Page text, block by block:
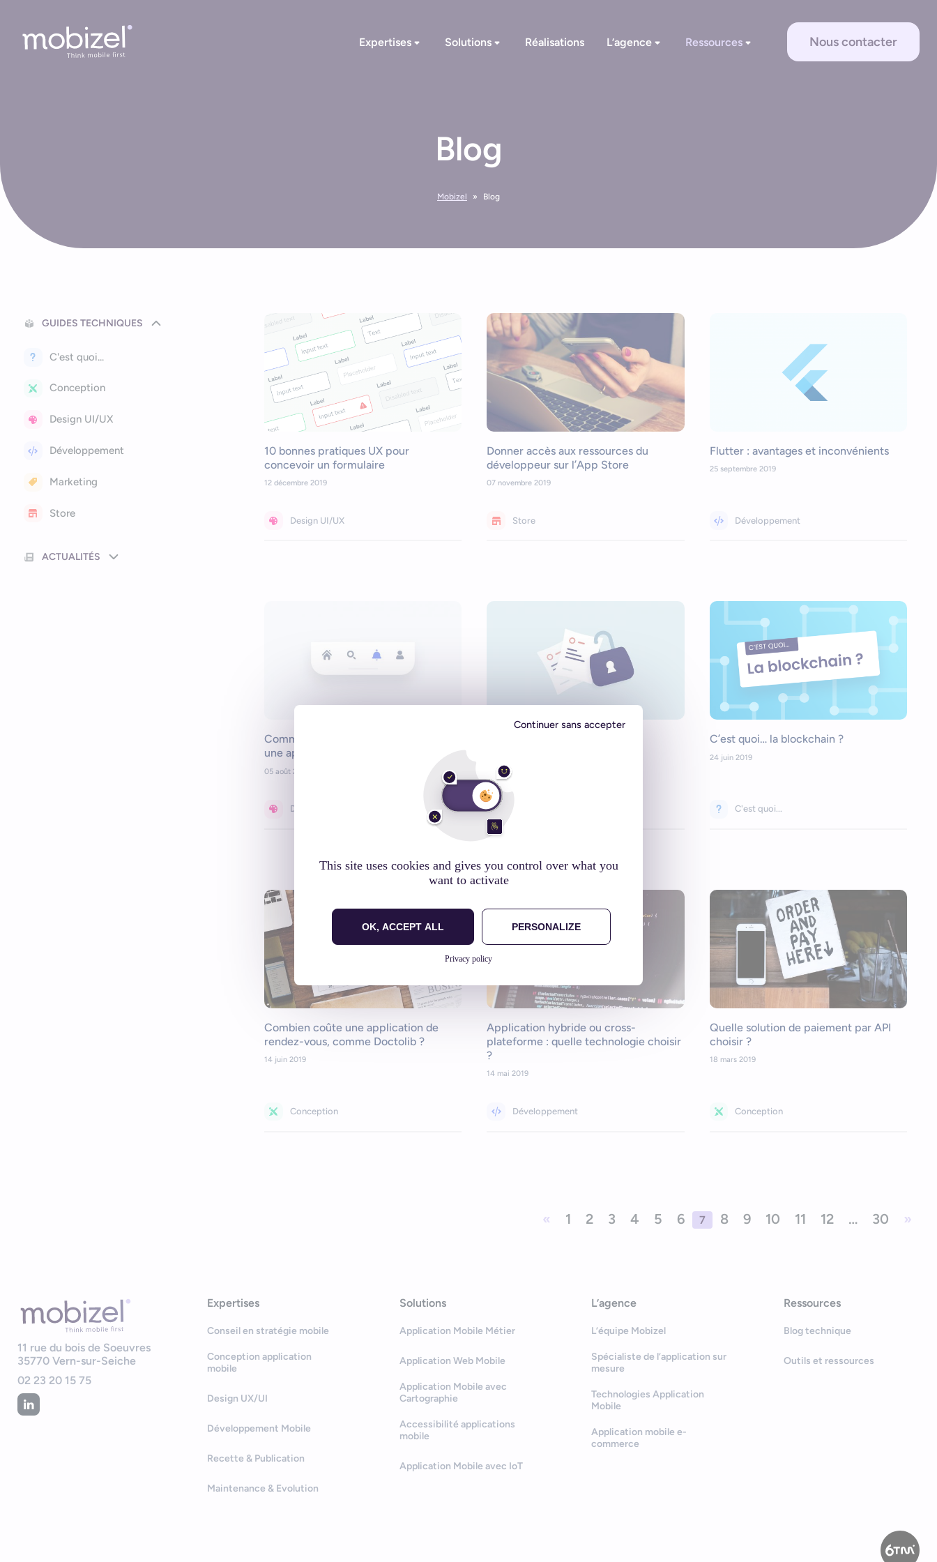
This site uses cookies and gives you control over what you
want to activate
OK, ACCEPT ALL
Continuer sans accepter
PERSONALIZE
Privacy policy
Expertises Solutions Réalisations L’agence Ressources Nous contacter
Blog
Mobizel » Blog
GUIDES TECHNIQUES
C'est quoi...
Conception
Design UI/UX
Développement
Marketing
Store
ACTUALITÉS
10 bonnes pratiques UX pour
concevoir un formulaire
12 décembre 2019
Design UI/UX
Donner accès aux ressources du
développeur sur l’App Store
07 novembre 2019
Store
Flutter : avantages et inconvénients
25 septembre 2019
Développement
Comment bien utiliser les icônes dans
une application mobile ?
05 août 2019
Design UI/UX
C’est quoi… la blockchain ?
24 juin 2019
C'est quoi...
Combien coûte une application de
rendez-vous, comme Doctolib ?
14 juin 2019
Conception
Application hybride ou cross-
plateforme : quelle technologie choisir
?
14 mai 2019
Développement
Quelle solution de paiement par API
choisir ?
18 mars 2019
Conception
« 1 2 3 4 5 6 7 8 9 10 11 12 … 30 »
11 rue du bois de Soeuvres
35770 Vern-sur-Seiche
02 23 20 15 75
Expertises
Conseil en stratégie mobile
Conception application
mobile
Design UX/UI
Développement Mobile
Recette & Publication
Maintenance & Evolution
Solutions
Application Mobile Métier
Application Web Mobile
Application Mobile avec
Cartographie
Accessibilité applications
mobile
Application Mobile avec IoT
L’agence
L’équipe Mobizel
Spécialiste de l’application sur
mesure
Technologies Application
Mobile
Application mobile e-
commerce
Ressources
Blog technique
Outils et ressources
Bonjour, je suis Zel, votre assistant.